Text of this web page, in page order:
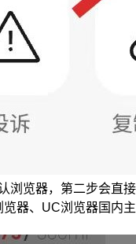
浏览器，第二步会直接
器、UC浏览器国内主